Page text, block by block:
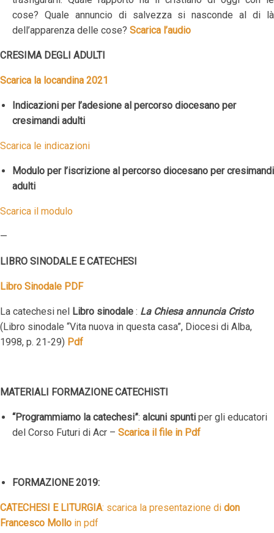
cose? Quale annuncio di salvezza si nasconde al di là
dell’apparenza delle cose? Scarica l’audio
CRESIMA DEGLI ADULTI
Scarica la locandina 2021
Indicazioni per l’adesione al percorso diocesano per
cresimandi adulti
Scarica le indicazioni
Modulo per l’iscrizione al percorso diocesano per cresimandi
adulti
Scarica il modulo
—
LIBRO SINODALE E CATECHESI
Libro Sinodale PDF
La catechesi nel Libro sinodale : La Chiesa annuncia Cristo
(Libro sinodale “Vita nuova in questa casa”, Diocesi di Alba,
1998, p. 21-29) Pdf
MATERIALI FORMAZIONE CATECHISTI
“Programmiamo la catechesi”: alcuni spunti per gli educatori
del Corso Futuri di Acr – Scarica il file in Pdf
FORMAZIONE 2019:
CATECHESI E LITURGIA: scarica la presentazione di don
Francesco Mollo in pdf